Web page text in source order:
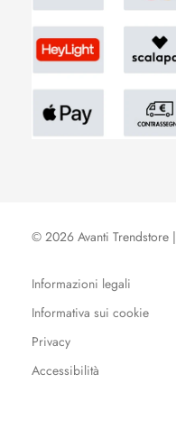
© 2026 Avanti Trendstore |
Informazioni legali
Informativa sui cookie
Privacy
Accessibilità